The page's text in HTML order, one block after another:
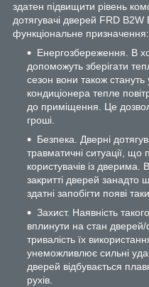
здатен підвищити рівень
дотягувачі дверей FRD
функціональне призначення:
Енергозбереження. В
допоможуть зберігати
сезон вони також стануть
кондиціонера тепле
до приміщення. Це
гроші.
Безпека. Дверні
травматичні ситуації, що
користувачів із
закритті дверей занадто
здатні запобігти появі
Захист. Наявність
вплинути на стан
тривалість їх
унеможливлює сильні
дверей відбувається
рухів.